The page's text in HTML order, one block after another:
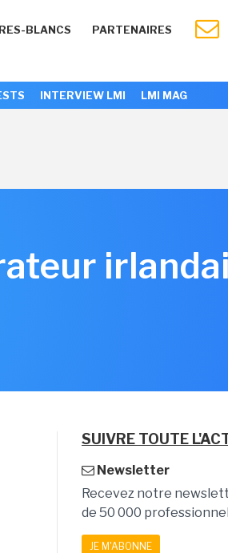
BLANCS PARTENAIRES
INTERVIEW LMI LMI MAG
SUIVRE TOUTE
Newsletter
Recevez notre
de 50 000
JE M'ABONNE